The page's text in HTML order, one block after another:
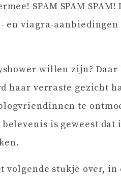
SPAM SPAM
viagra-
willen zijn?
haar verraste gezicht
te
belevenis is geweest
volgende stukje over,